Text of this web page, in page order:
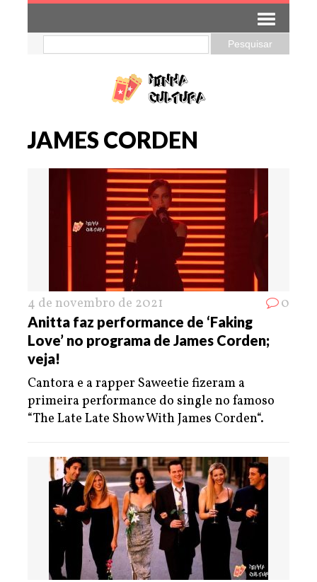
JAMES CORDEN
4 de novembro de 2021 0
Anitta faz performance de ‘Faking
Love’ no programa de James Corden;
veja!
Cantora e a rapper Saweetie fizeram a
primeira performance do single no famoso
“The Late Late Show With James Corden“.